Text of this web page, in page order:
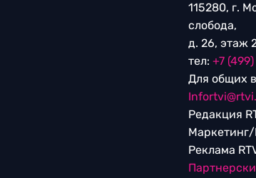
115280, г.
слобода,
д. 26, этаж
тел: +7
Для общих
Редакция
Маркетинг/
Реклама